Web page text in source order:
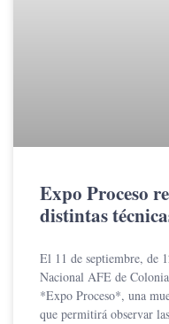
Expo Proceso
distintas
El 11 de septiembre, de
Nacional AFE de
*Expo Proceso*, una
que permitirá observar